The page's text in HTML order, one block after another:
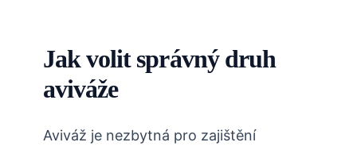
Jak volit správný druh
aviváže
Aviváž je nezbytná pro zajištění